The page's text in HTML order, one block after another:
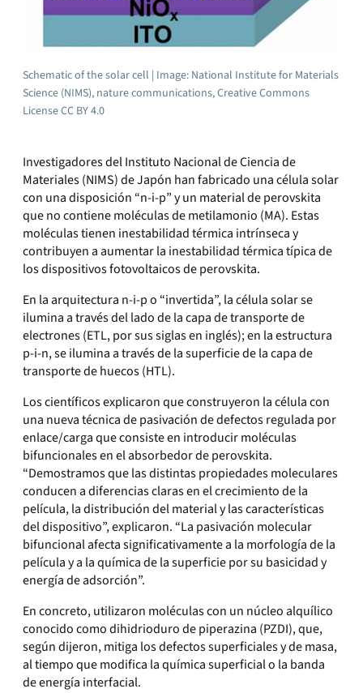
Schematic of the solar cell | Image: National Institute for Materials
Science (NIMS), nature communications, Creative Commons
License CC BY 4.0
Investigadores del Instituto Nacional de Ciencia de
Materiales (NIMS) de Japón han fabricado una célula solar
con una disposición “n-i-p” y un material de perovskita
que no contiene moléculas de metilamonio (MA). Estas
moléculas tienen inestabilidad térmica intrínseca y
contribuyen a aumentar la inestabilidad térmica típica de
los dispositivos fotovoltaicos de perovskita.
En la arquitectura n-i-p o “invertida”, la célula solar se
ilumina a través del lado de la capa de transporte de
electrones (ETL, por sus siglas en inglés); en la estructura
p-i-n, se ilumina a través de la superficie de la capa de
transporte de huecos (HTL).
Los científicos explicaron que construyeron la célula con
una nueva técnica de pasivación de defectos regulada por
enlace/carga que consiste en introducir moléculas
bifuncionales en el absorbedor de perovskita.
“Demostramos que las distintas propiedades moleculares
conducen a diferencias claras en el crecimiento de la
película, la distribución del material y las características
del dispositivo”, explicaron. “La pasivación molecular
bifuncional afecta significativamente a la morfología de la
película y a la química de la superficie por su basicidad y
energía de adsorción”.
En concreto, utilizaron moléculas con un núcleo alquílico
conocido como dihidrioduro de piperazina (PZDI), que,
según dijeron, mitiga los defectos superficiales y de masa,
al tiempo que modifica la química superficial o la banda
de energía interfacial.